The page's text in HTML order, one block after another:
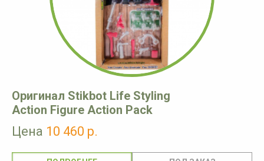
Оригинал Stikbot Life Styling
Action Figure Action Pack
Цена 10 460 р.